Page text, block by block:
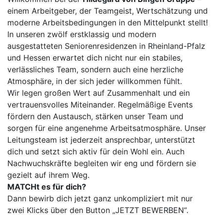
einem Arbeitgeber, der Teamgeist, Wertschätzung und
moderne Arbeitsbedingungen in den Mittelpunkt stellt!
In unseren zwölf erstklassig und modern
ausgestatteten Seniorenresidenzen in Rheinland-Pfalz
und Hessen erwartet dich nicht nur ein stabiles,
verlässliches Team, sondern auch eine herzliche
Atmosphäre, in der sich jeder willkommen fühlt.
Wir legen großen Wert auf Zusammenhalt und ein
vertrauensvolles Miteinander. Regelmäßige Events
fördern den Austausch, stärken unser Team und
sorgen für eine angenehme Arbeitsatmosphäre. Unser
Leitungsteam ist jederzeit ansprechbar, unterstützt
dich und setzt sich aktiv für dein Wohl ein. Auch
Nachwuchskräfte begleiten wir eng und fördern sie
gezielt auf ihrem Weg.
MATCHt es für dich?
Dann bewirb dich jetzt ganz unkompliziert mit nur
zwei Klicks über den Button „JETZT BEWERBEN“.